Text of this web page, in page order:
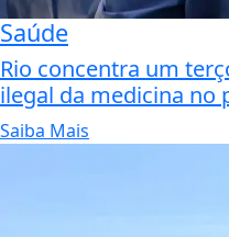
Saúde
Rio concentra um
ilegal da medicina no
Saiba Mais